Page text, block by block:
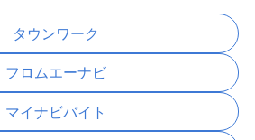
タウンワーク
フロムエーナビ
マイナビバイト